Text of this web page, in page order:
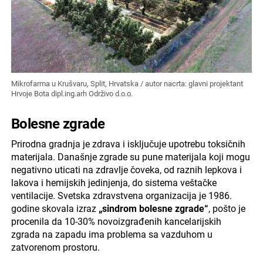
Mikrofarma u Krušvaru, Split, Hrvatska / autor nacrta: glavni projektant
Hrvoje Bota dipl.ing.arh Održivo d.o.o.
Bolesne zgrade
Prirodna gradnja je zdrava i isključuje upotrebu toksičnih
materijala. Današnje zgrade su pune materijala koji mogu
negativno uticati na zdravlje čoveka, od raznih lepkova i
lakova i hemijskih jedinjenja, do sistema veštačke
ventilacije. Svetska zdravstvena organizacija je 1986.
godine skovala izraz „sindrom bolesne zgrade“, pošto je
procenila da 10-30% novoizgrađenih kancelarijskih
zgrada na zapadu ima problema sa vazduhom u
zatvorenom prostoru.